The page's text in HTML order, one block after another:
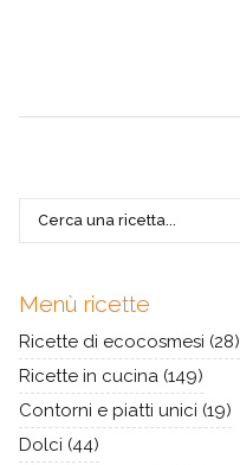
Menù ricette
Ricette di ecocosmesi (28)
Ricette in cucina (149)
Contorni e piatti unici (19)
Dolci (44)